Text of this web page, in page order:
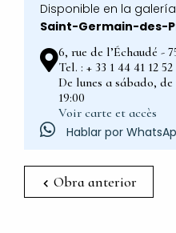
Disponible en la galería
Saint-Germain-des-
6, rue de l’Échaudé -
Tel. : + 33 1 44 41 12
De lunes a sábado, de
19:00
Voir carte et accès
Hablar por
Obra anterior